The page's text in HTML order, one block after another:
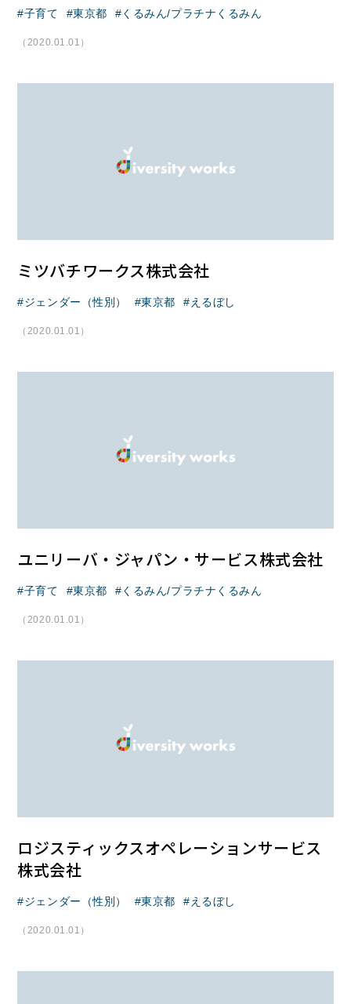
子育て 東京都 くるみん/プラチナくるみん
（2020.01.01）
ミツバチワークス株式会社
ジェンダー（性別） 東京都 えるぼし
（2020.01.01）
ユニリーバ・ジャパン・サービス株式会社
子育て 東京都 くるみん/プラチナくるみん
（2020.01.01）
ロジスティックスオペレーションサービス
株式会社
ジェンダー（性別） 東京都 えるぼし
（2020.01.01）